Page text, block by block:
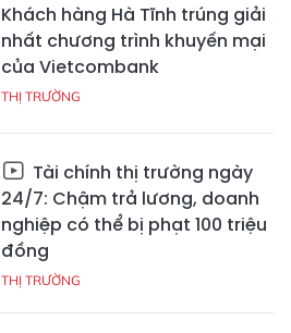
Khách hàng Hà Tĩnh trúng giải
nhất chương trình khuyến mại
của Vietcombank
THỊ TRƯỜNG
Tài chính thị trường ngày
24/7: Chậm trả lương, doanh
nghiệp có thể bị phạt 100 triệu
đồng
THỊ TRƯỜNG